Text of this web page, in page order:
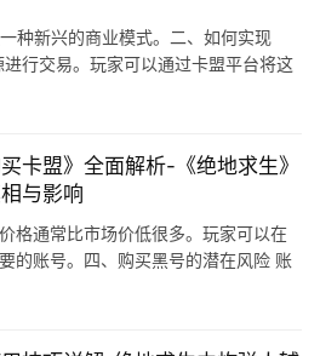
种新兴的商业模式。二、如何实现
行交易。玩家可以通过卡盟平台将这
卡盟》全面解析-《绝地求生》
与影响
格通常比市场价低很多。玩家可以在
的账号。四、购买黑号的潜在风险 账